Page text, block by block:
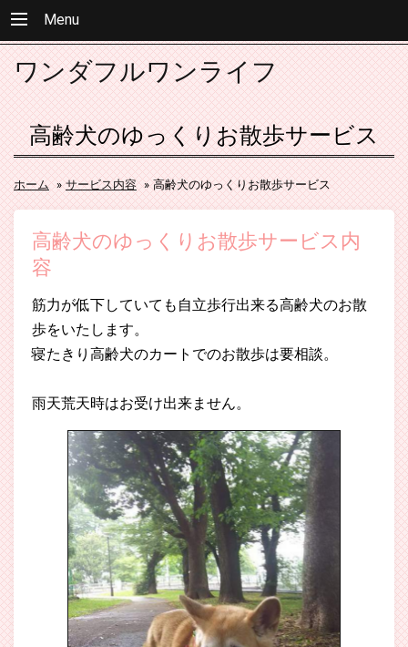
Menu
ワンダフルワンライフ
高齢犬のゆっくりお散歩サービス
ホーム » サービス内容 » 高齢犬のゆっくりお散歩サービス
高齢犬のゆっくりお散歩サービス内
容
筋力が低下していても自立歩行出来る高齢犬のお散
歩をいたします。
寝たきり高齢犬のカートでのお散歩は要相談。
雨天荒天時はお受け出来ません。